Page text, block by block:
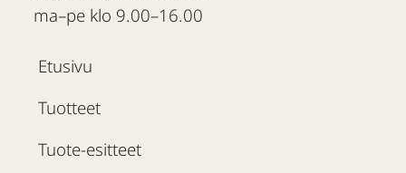
ma–pe klo 9.00–16.00
Etusivu
Tuotteet
Tuote-esitteet